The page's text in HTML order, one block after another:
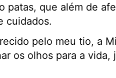
patas, que além de
cuidados.
pelo meu tio, a
os olhos para a vida,